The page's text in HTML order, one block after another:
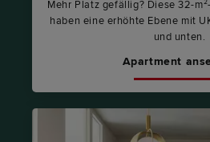
Mehr Platz gefällig? Diese 32-
haben eine erhöhte Ebene mit
und unten.
Apartment